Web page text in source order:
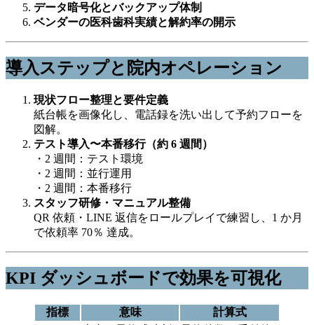
データ暗号化とバックアップ体制
ベンダーの医科歯科実績と解約率の開示
導入ステップと院内オペレーション
現状フロー整理と要件定義
紙台帳を画像化し、電話録を洗い出して予約フローを
図解。
テスト導入〜本番移行（約 6 週間）
・2 週間：テスト環境
・2 週間：並行運用
・2 週間：本番移行
スタッフ研修・マニュアル整備
QR 依頼・LINE 返信をロールプレイで練習し、1 か月
で依頼率 70％ 達成。
KPI ダッシュボードで効果を可視化
指標 意味
計算式